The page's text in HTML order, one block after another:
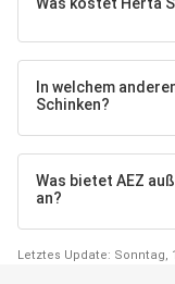
In welchem
Schinken?
Was bietet AEZ
an?
Letztes Update: Sonntag,